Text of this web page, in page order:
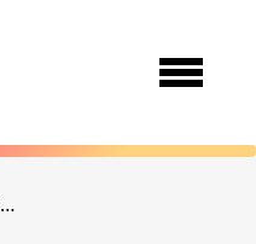
Hue W&C E27 leuchtet nur noch ganz schwach. Defekt?